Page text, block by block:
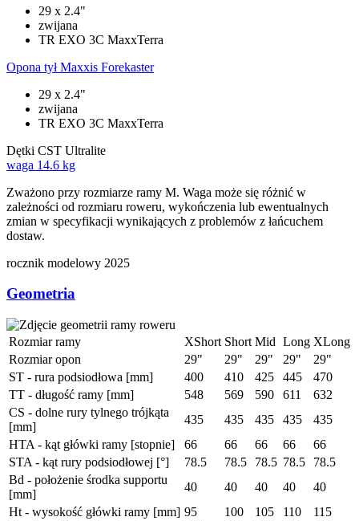
29 x 2.4"
zwijana
TR EXO 3C MaxxTerra
Opona tył Maxxis Forekaster
29 x 2.4"
zwijana
TR EXO 3C MaxxTerra
Dętki CST Ultralite
waga 14.6 kg
Zważono przy rozmiarze ramy M. Waga może się różnić w
zależności od rozmiaru roweru, wykończenia lub ewentualnych
zmian w specyfikacji wynikających z problemów z łańcuchem
dostaw.
rocznik modelowy 2025
Geometria
Rozmiar ramy XShort Short Mid Long XLong
Rozmiar opon
29" 29" 29" 29"
29"
ST - rura podsiodłowa [mm]
400 410 425 445
470
TT - długość ramy [mm]
548 569 590 611
632
CS - dolne rury tylnego trójkąta
[mm]
435 435 435 435
435
HTA - kąt główki ramy [stopnie]
66 66 66 66
66
STA - kąt rury podsiodłowej [°]
78.5 78.5 78.5 78.5
78.5
Bd - położenie środka supportu
[mm]
40 40 40 40
40
Ht - wysokość główki ramy [mm] 95 100 105 110
115